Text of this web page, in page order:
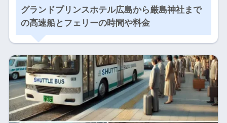
グランドプリンスホテル広島から厳島神社まで
の高速船とフェリーの時間や料金